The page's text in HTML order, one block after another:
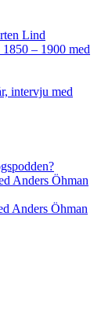
Lind
– 1900 med
intervju med
Anders Öhman
Anders Öhman